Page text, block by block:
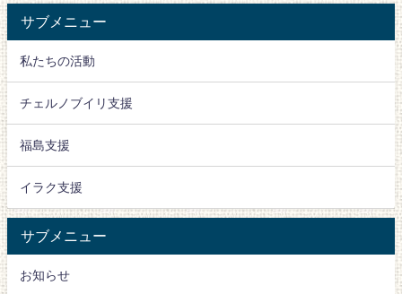
サブメニュー
私たちの活動
チェルノブイリ支援
福島支援
イラク支援
サブメニュー
お知らせ